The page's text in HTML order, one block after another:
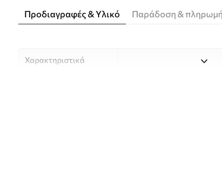
Προδιαγραφές & Υλικό Παράδοση & πληρωμή
Χαρακτηριστικά